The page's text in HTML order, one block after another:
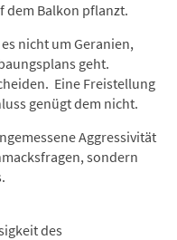
dem Balkon pflanzt.
nicht um Geranien,
geht.
Eine Freistellung
genügt dem nicht.
Aggressivität
sondern
des